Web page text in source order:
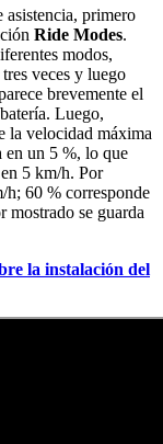
asistencia, primero
Ride Modes.
modos,
veces y luego
brevemente el
Luego,
la velocidad máxima
en un 5 %, lo que
5 km/h. Por
h; 60 % corresponde
mostrado se guarda
la instalación del